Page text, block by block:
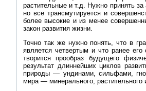
растительные и т.д. Нужно принять за
но все трансмутируется и
более высокие и из менее
закон развития жизни.
Точно так же нужно понять, что в
является четвертым и что ранее
творится прообраз будущего
результат длиннейших циклов
природы — ундинами, сильфами,
мира — минерального, растительного